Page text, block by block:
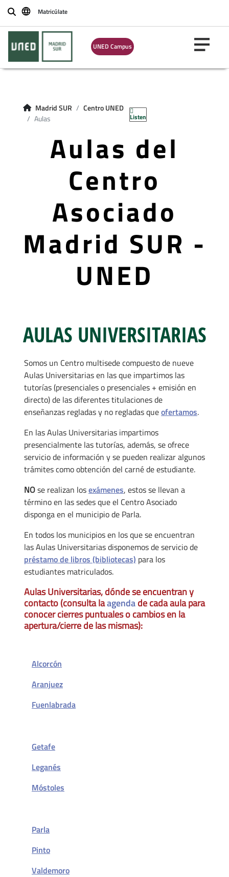
BuscarMatricúlate
UNED Campus
Madrid SUR
Centro UNED
Aulas
Listen
Aulas del
Centro
Asociado
Madrid SUR -
UNED
AULAS UNIVERSITARIAS
Somos un Centro multisede compuesto de nueve
Aulas Universitarias en las que impartimos las
tutorías (presenciales o presenciales + emisión en
directo) de las diferentes titulaciones de
enseñanzas regladas y no regladas queofertamos.
En las Aulas Universitarias impartimos
presencialmente las tutorías, además, se ofrece
servicio de información y se pueden realizar algunos
trámites como obtención del carné de estudiante.
NOse realizan losexámenes, estos se llevan a
término en las sedes que el Centro Asociado
disponga en el municipio de Parla.
En todos los municipios en los que se encuentran
las Aulas Universitarias disponemos de servicio de
préstamo de libros (bibliotecas) para los
estudiantes matriculados.
Aulas Universitarias, dónde se encuentran y
contacto (consulta laagendade cada aula para
conocer cierres puntuales o cambios en la
apertura/cierre de las mismas):
Alcorcón
Aranjuez
Fuenlabrada
Getafe
Leganés
Móstoles
Parla
Pinto
Valdemoro